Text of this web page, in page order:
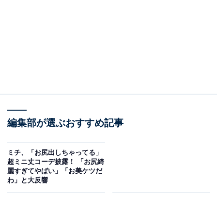
編集部が選ぶおすすめ記事
ミチ、「お尻出しちゃってる」
超ミニ丈コーデ披露！ 「お尻綺
麗すぎてやばい」「お美ケツだ
わ」と大反響